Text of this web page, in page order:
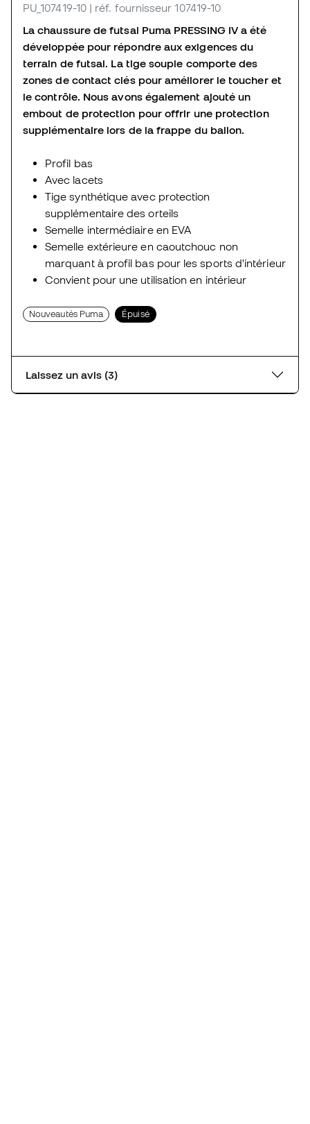
PU_107419-10 | réf. fournisseur 107419-10
La chaussure de futsal Puma PRESSING IV a été
développée pour répondre aux exigences du
terrain de futsal. La tige souple comporte des
zones de contact clés pour améliorer le toucher et
le contrôle. Nous avons également ajouté un
embout de protection pour offrir une protection
supplémentaire lors de la frappe du ballon.
Profil bas
Avec lacets
Tige synthétique avec protection
supplémentaire des orteils
Semelle intermédiaire en EVA
Semelle extérieure en caoutchouc non
marquant à profil bas pour les sports d'intérieur
Convient pour une utilisation en intérieur
Nouveautés Puma Épuisé
Laissez un avis (3)